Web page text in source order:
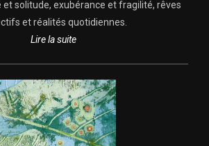
et solitude, exubérance et fragilité, rêves
et réalités quotidiennes.
Lire la suite